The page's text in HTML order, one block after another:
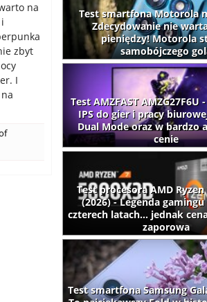
na
zbyt
I
Test smartfona Motorola
Zdecydowanie nie
pieniędzy! Motorola
samobójczego
Test AMZFAST AMZG27F6U
IPS do gier i pracy
Dual Mode oraz w bardzo
cenie
Test procesora AMD Ryzen
(2026) - Legenda
czterech latach... jednak
zaporowa
Test smartfona Samsung